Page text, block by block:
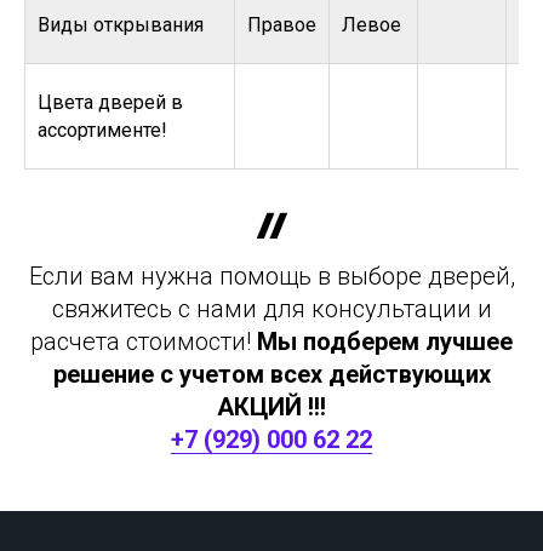
Виды открывания Правое Левое
Цвета дверей в
ассортименте!
Если вам нужна помощь в выборе дверей,
свяжитесь с нами для консультации и
расчета стоимости! Мы подберем лучшее
решение с учетом всех действующих
АКЦИЙ !!!
+7 (929) 000 62 22